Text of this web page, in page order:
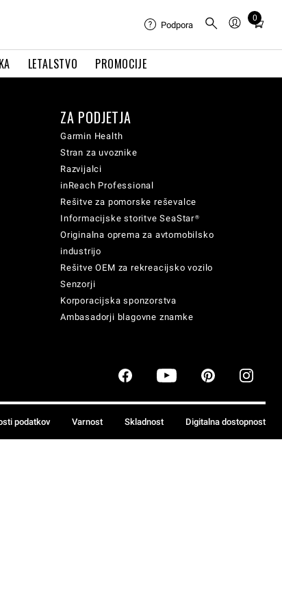
LETALSTVO PROMOCIJE
Podpora
0
Total
cart:
ZA PODJETJA
Garmin Health
Stran za uvoznike
Razvijalci
inReach Professional
Rešitve za pomorske reševalce
Informacijske storitve SeaStar®
Originalna oprema za avtomobilsko
industrijo
Rešitve OEM za rekreacijsko vozilo
Senzorji
Korporacijska sponzorstva
Ambasadorji blagovne znamke
podatkov Varnost Skladnost Digitalna dostopnost